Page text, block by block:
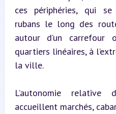
ces périphéries, qui
rubans le long des
autour d’un carrefour
quartiers linéaires, à
la ville.
L’autonomie
accueillent marchés,